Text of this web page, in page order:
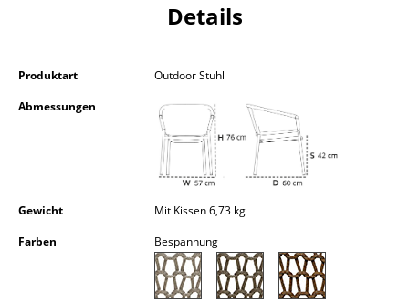
Kleinaufbewahrung
Einzelteile
... alle Aufbewahrungsmöbel
Hängeleuchten & Deckenleuchten
Schreibtischleuchten
Details
Produktart
Outdoor Stuhl
Abmessungen
Gewicht
Mit Kissen 6,73 kg
Farben
Bespannung